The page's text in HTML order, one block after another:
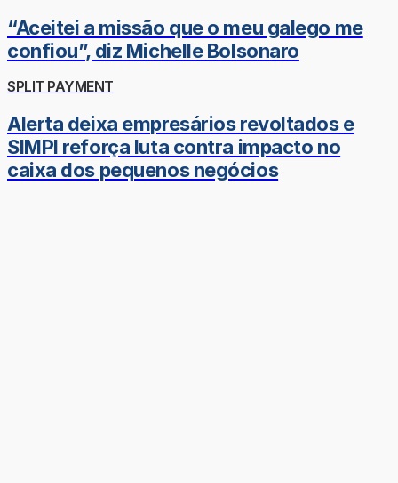
“Aceitei a missão que o meu galego me
confiou”, diz Michelle Bolsonaro
SPLIT PAYMENT
Alerta deixa empresários revoltados e
SIMPI reforça luta contra impacto no
caixa dos pequenos negócios